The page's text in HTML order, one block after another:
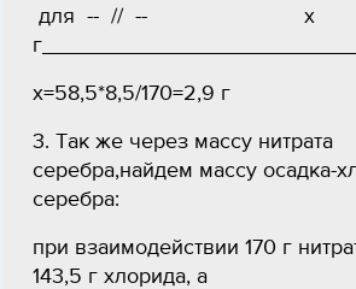
для -- // -- х
х=58,5*8,5/170=2,9 г
3. Так же через массу нитрата
серебра,найдем массу осадка-
серебра:
при взаимодействии 170 г
143,5 г хлорида, а